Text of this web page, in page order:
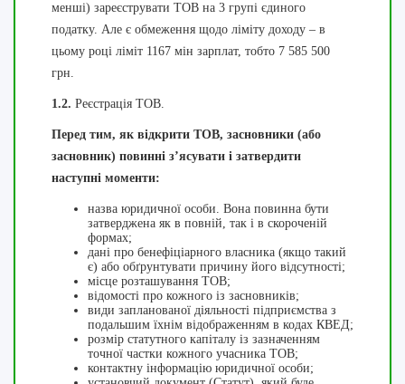
менші) зареєструвати ТОВ на 3 групі єдиного
податку. Але є обмеження щодо ліміту доходу – в
цьому році ліміт 1167 мін зарплат, тобто 7 585 500
грн.
1.2. Реєстрація ТОВ.
Перед тим, як відкрити ТОВ, засновники (або
засновник) повинні з’ясувати і затвердити
наступні моменти:
назва юридичної особи. Вона повинна бути
затверджена як в повній, так і в скороченій
формах;
дані про бенефіціарного власника (якщо такий
є) або обґрунтувати причину його відсутності;
місце розташування ТОВ;
відомості про кожного із засновників;
види запланованої діяльності підприємства з
подальшим їхнім відображенням в кодах КВЕД;
розмір статутного капіталу із зазначенням
точної частки кожного учасника ТОВ;
контактну інформацію юридичної особи;